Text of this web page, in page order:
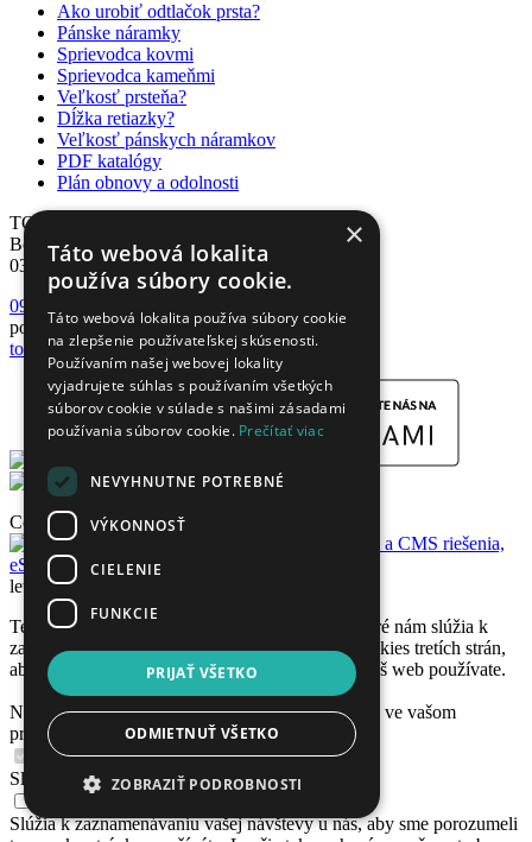
Ako urobiť odtlačok prsta?
Pánske náramky
Sprievodca kovmi
Sprievodca kameňmi
Veľkosť prsteňa?
Dĺžka retiazky?
Veľkosť pánskych náramkov
PDF katalógy
Plán obnovy a odolnosti
TOP SHOP s.r.o.
Borovicová 2326/7
03852, Sučany
0904 455 631
pondelok - piatok 9:00 - 15:00
topsperk@topsperk.sk
Copyright © 2026 www.topsperk.sk
let's run together
Tento web používa základné súbory cookies, ktoré nám slúžia k
zabezpečeniu funkcí webu, ako aj doplnkové cookies tretích strán,
aby nám napr. dali lepšiu predstavu o tom, ako náš web používate.
Nastavte si prosím, ktoré súbory cookies môžeme ve vašom
prehliadači používať.
Nevyhnutné
Slúžia pre nevyhnutný chod stránky.
Slúžia k zaznamenávaniu vašej návštevy u nás, aby sme porozumeli
×
Táto webová lokalita
používa súbory cookie.
Táto webová lokalita používa súbory cookie
na zlepšenie používateľskej skúsenosti.
Používaním našej webovej lokality
vyjadrujete súhlas s používaním všetkých
súborov cookie v súlade s našimi zásadami
používania súborov cookie. Prečítať viac
NEVYHNUTNE POTREBNÉ
VÝKONNOSŤ
CIELENIE
FUNKCIE
PRIJAŤ VŠETKO
ODMIETNUŤ VŠETKO
ZOBRAZIŤ PODROBNOSTI